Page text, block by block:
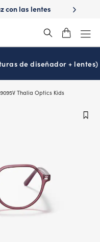
con las lentes
¿Es
de diseñador + lentes)
Thalia Optics Kids